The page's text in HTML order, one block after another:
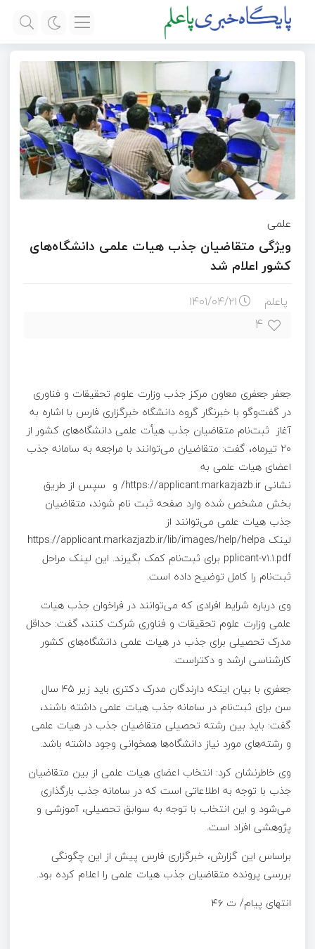
علمی
ویژگی متقاضیان جذب هیات علمی دانشگاه‌های
کشور اعلام شد
پاعلم ۱۴۰۱/۰۴/۲۱
۴
جعفر جعفری معاون مرکز جذب وزارت علوم تحقیقات و فناوری
در گفت‌وگو با خبرنگار گروه دانشگاه خبرگزاری فارس با اشاره به
آغاز ثبت‌نام متقاضیان جذب هیأت علمی دانشگاه‌های کشور از
۲۰ تیرماه، گفت: متقاضیان می‌توانند با مراجعه به سامانه جذب
اعضای هیات علمی به
نشانی https://applicant.markazjazb.ir/ و سپس از طریق
بخش مشخص شده وارد صفحه ثبت نام شوند، متقاضیان
جذب هیات علمی می‌توانند از
لینک https://applicant.markazjazb.ir/lib/images/help/helpa
pplicant-v۱.۱.pdf برای ثبت‌نام کمک بگیرند. این لینک مراحل
ثبت‌نام را کامل توضیح داده است.
وی درباره شرایط افرادی که می‌توانند در فراخوان جذب هیات
علمی وزارت علوم تحقیقات و فناوری شرکت کنند، گفت: حداقل
مدرک تحصیلی برای جذب در هیات علمی دانشگاه‌های کشور
کارشناسی ارشد و دکتراست.
جعفری با بیان اینکه دارندگان مدرک دکتری باید زیر ۴۵ سال
سن برای ثبت‌نام در سامانه جذب هیات علمی داشته باشند،
گفت: باید بین رشته تحصیلی متقاضیان جذب در هیات علمی
و رشته‌های مورد نیاز دانشگاه‌ها همخوانی وجود داشته باشد.
وی خاطرنشان کرد: انتخاب اعضای هیات علمی از بین متقاضیان
جذب با توجه به اطلاعاتی است که در سامانه جذب بارگذاری
می‌شود و این انتخاب با توجه به سوابق تحصیلی، آموزشی و
پژوهشی افراد است.
براساس این گزارش، خبرگزاری فارس پیش از این چگونگی
بررسی پرونده متقاضیان جذب هیات علمی را اعلام کرده بود.
انتهای پیام/ ت ۴۶